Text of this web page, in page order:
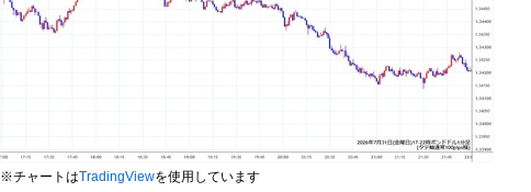
※チャートはTradingViewを使用しています